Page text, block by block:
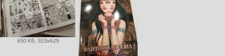
650 Кб, 923x629